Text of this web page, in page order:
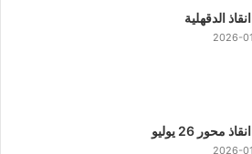
الدقهلية
2026-
محور 26 يوليو
2026-